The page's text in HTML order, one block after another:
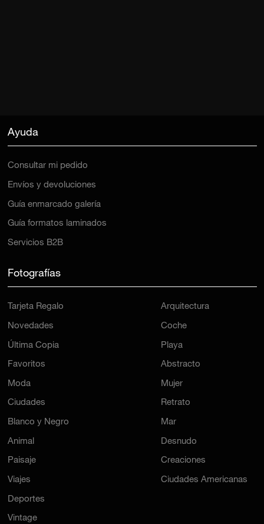
Ayuda
Consultar mi pedido
Envíos y devoluciones
Guía enmarcado galería
Guía formatos laminados
Servicios B2B
Fotografías
Tarjeta Regalo
Novedades
Última Copia
Favoritos
Moda
Ciudades
Blanco y Negro
Animal
Paisaje
Viajes
Deportes
Arquitectura
Coche
Playa
Abstracto
Mujer
Retrato
Mar
Desnudo
Creaciones
Ciudades Americanas
Vintage